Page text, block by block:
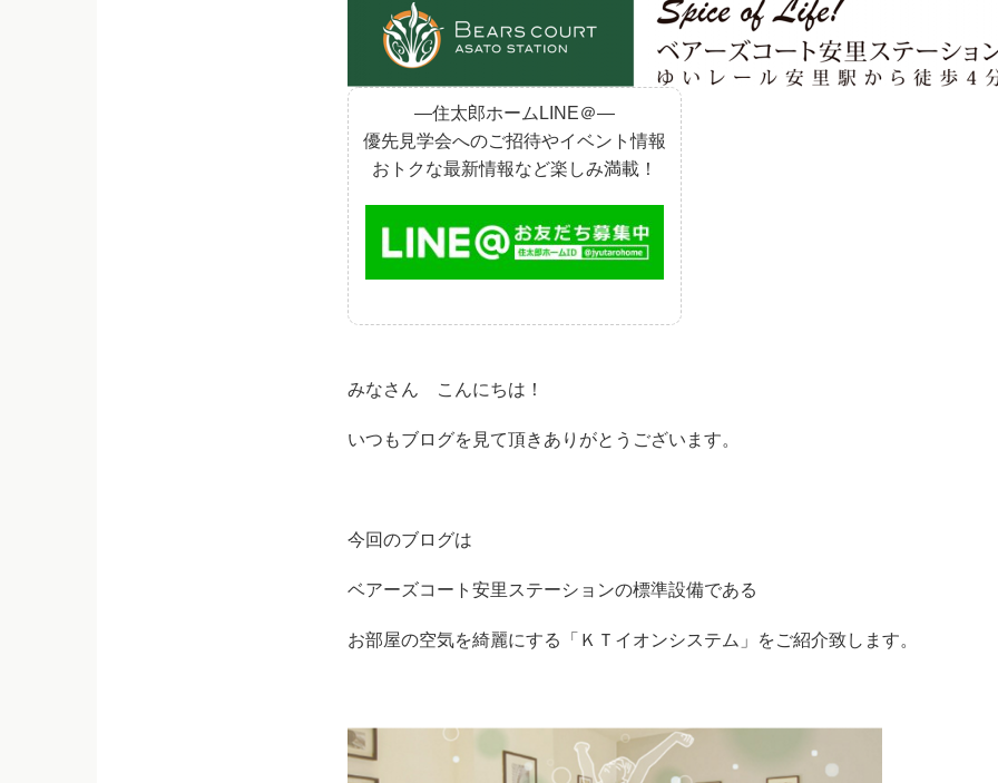
―住太郎ホームLINE＠―
優先見学会へのご招待やイベント情報
おトクな最新情報など楽しみ満載！
みなさん こんにちは！
いつもブログを見て頂きありがとうございます。
今回のブログは
ベアーズコート安里ステーションの標準設備である
お部屋の空気を綺麗にする「ＫＴイオンシステム」をご紹介致します。